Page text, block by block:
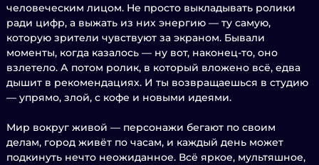
человеческим лицом. Не просто выкладывать ролики
ради цифр, а выжать из них энергию — ту самую,
которую зрители чувствуют за экраном. Бывали
моменты, когда казалось — ну вот, наконец-то, оно
взлетело. А потом ролик, в который вложено всё, едва
дышит в рекомендациях. И ты возвращаешься в студию
— упрямо, злой, с кофе и новыми идеями.
Мир вокруг живой — персонажи бегают по своим
делам, город живёт по часам, и каждый день может
подкинуть нечто неожиданное. Всё яркое, мультяшное,